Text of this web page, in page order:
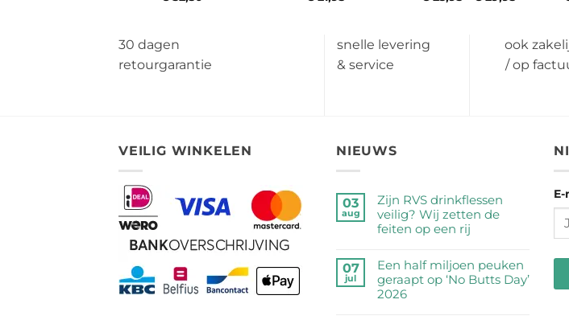
30 dagen
retourgarantie
snelle levering
& service
ook
/ op
VEILIG WINKELEN NIEUWS
03
aug
Zijn RVS drinkflessen
veilig? Wij zetten de
feiten op een rij
reacties
op
Zijn
07
jul
Een half miljoen peuken
geraapt op ‘No Butts Day’
2026